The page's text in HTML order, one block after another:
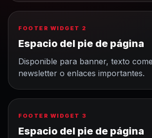
FOOTER WIDGET 2
Espacio del pie de página
Disponible para banner, texto
newsletter o enlaces importantes.
FOOTER WIDGET 3
Espacio del pie de página